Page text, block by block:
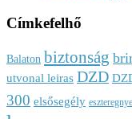
Címkefelhő
Balaton biztonság
utvonal leiras DZD
300 elsősegély eszteregnye